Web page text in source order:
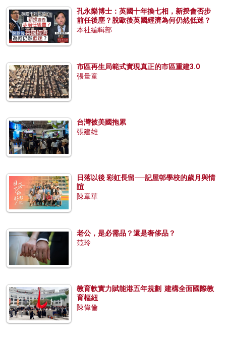
孔永樂博士：英國十年換七相，新揆會否步
前任後塵？脫歐後英國經濟為何仍然低迷？
本社編輯部
市區再生局範式實現真正的市區重建3.0
張量童
台灣被美國拖累
張建雄
日落以後 彩虹長留──記屋邨學校的歲月與情
誼
陳章華
老公，是必需品？還是奢侈品？
范玲
教育軟實力賦能港五年規劃 建構全面國際教
育樞紐
陳偉倫